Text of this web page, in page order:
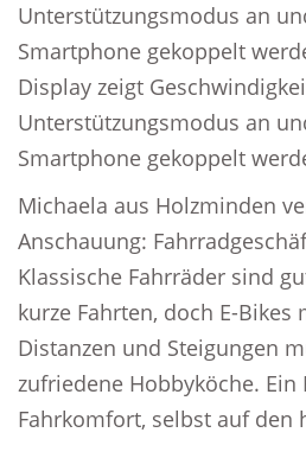
Unterstützungsmodus an
Smartphone gekoppelt
Display zeigt
Unterstützungsmodus an
Smartphone gekoppelt
Michaela aus Holzminden
Anschauung:
Klassische Fahrräder sind
kurze Fahrten, doch E-Bikes
Distanzen und Steigungen
zufriedene Hobbyköche.
Fahrkomfort, selbst auf den